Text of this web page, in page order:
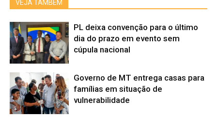
VEJA TAMBÉM
PL deixa convenção para o último
dia do prazo em evento sem
cúpula nacional
Governo de MT entrega casas para
famílias em situação de
vulnerabilidade